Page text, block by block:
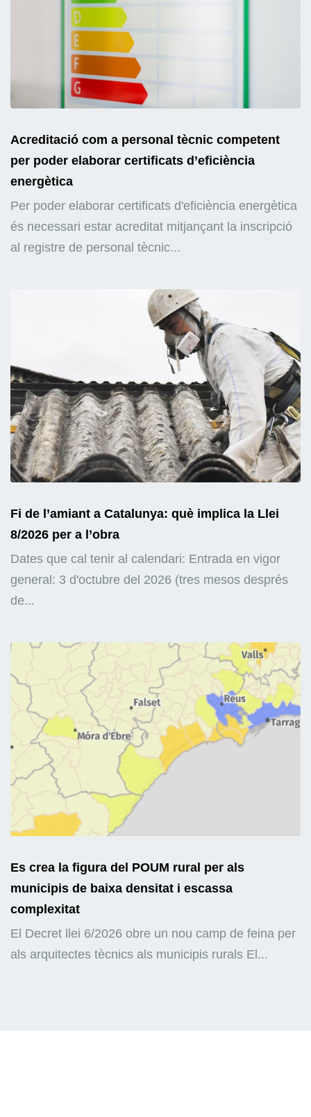
Acreditació com a personal tècnic competent
per poder elaborar certificats d’eficiència
energètica
Per poder elaborar certificats d'eficiència energètica
és necessari estar acreditat mitjançant la inscripció
al registre de personal tècnic...
Fi de l’amiant a Catalunya: què implica la Llei
8/2026 per a l’obra
Dates que cal tenir al calendari: Entrada en vigor
general: 3 d'octubre del 2026 (tres mesos després
de...
Es crea la figura del POUM rural per als
municipis de baixa densitat i escassa
complexitat
El Decret llei 6/2026 obre un nou camp de feina per
als arquitectes tècnics als municipis rurals El...